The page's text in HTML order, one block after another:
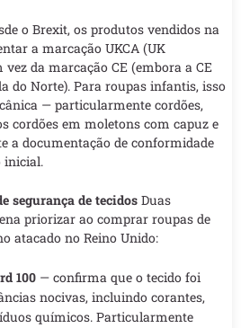
o Brexit, os produtos vendidos na
a marcação UKCA (UK
da marcação CE (embora a CE
do Norte). Para roupas infantis, isso
— particularmente cordões,
cordões em moletons com capuz e
a documentação de conformidade
inicial.
segurança de tecidos Duas
priorizar ao comprar roupas de
atacado no Reino Unido:
100 — confirma que o tecido foi
nocivas, incluindo corantes,
químicos. Particularmente